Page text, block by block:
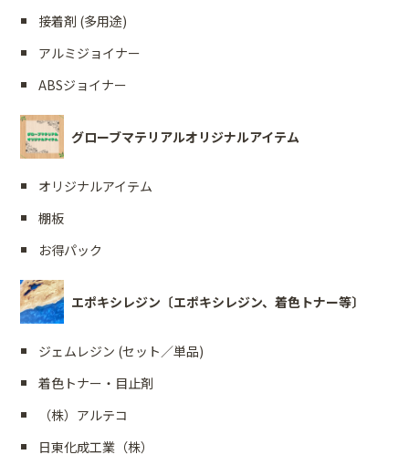
接着剤 (多用途)
アルミジョイナー
ABSジョイナー
グローブマテリアルオリジナルアイテム
オリジナルアイテム
棚板
お得パック
エポキシレジン〔エポキシレジン、着色トナー等〕
ジェムレジン (セット／単品)
着色トナー・目止剤
（株）アルテコ
日東化成工業（株）